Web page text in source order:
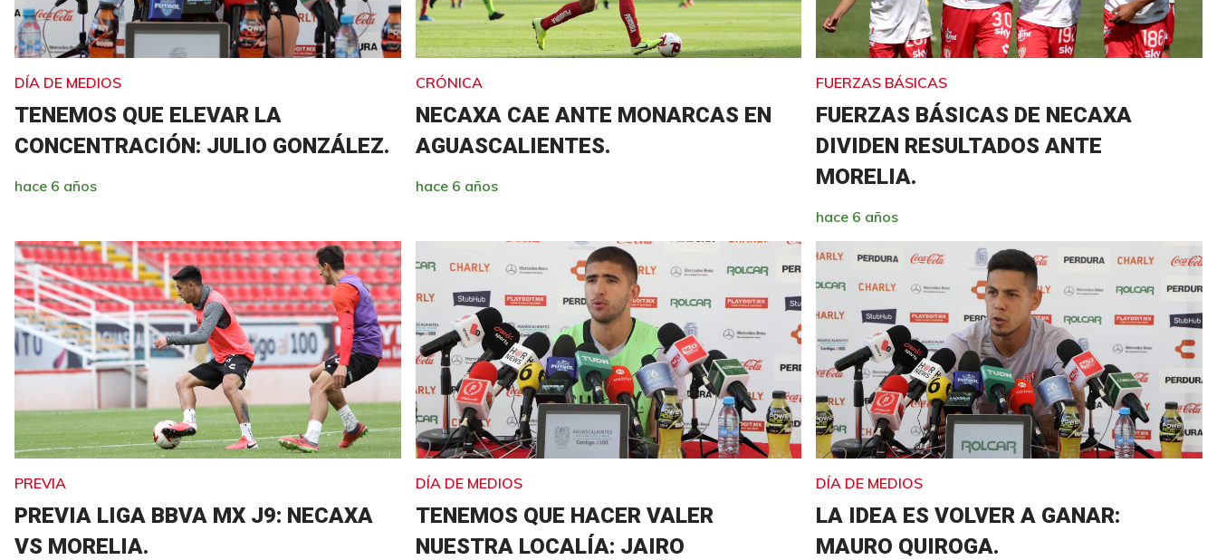
DÍA DE MEDIOS
TENEMOS QUE ELEVAR LA
CONCENTRACIÓN: JULIO GONZÁLEZ.
hace 6 años
CRÓNICA
NECAXA CAE ANTE MONARCAS EN
AGUASCALIENTES.
hace 6 años
FUERZAS BÁSICAS
FUERZAS BÁSICAS DE NECAXA
DIVIDEN RESULTADOS ANTE
MORELIA.
hace 6 años
PREVIA
PREVIA LIGA BBVA MX J9: NECAXA
VS MORELIA.
DÍA DE MEDIOS
TENEMOS QUE HACER VALER
NUESTRA LOCALÍA: JAIRO
DÍA DE MEDIOS
LA IDEA ES VOLVER A GANAR:
MAURO QUIROGA.